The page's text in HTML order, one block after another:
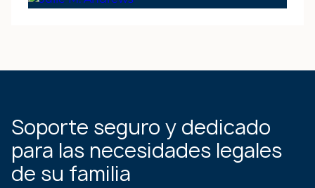
Brian K. Zoeller
PERFIL DE LA
Soporte seguro y dedicado
para las necesidades legales
de su familia